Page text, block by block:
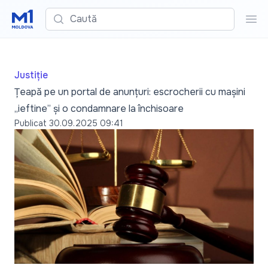
Caută
Justiție
Țeapă pe un portal de anunțuri: escrocherii cu mașini
„ieftine” și o condamnare la închisoare
Publicat 30.09.2025 09:41